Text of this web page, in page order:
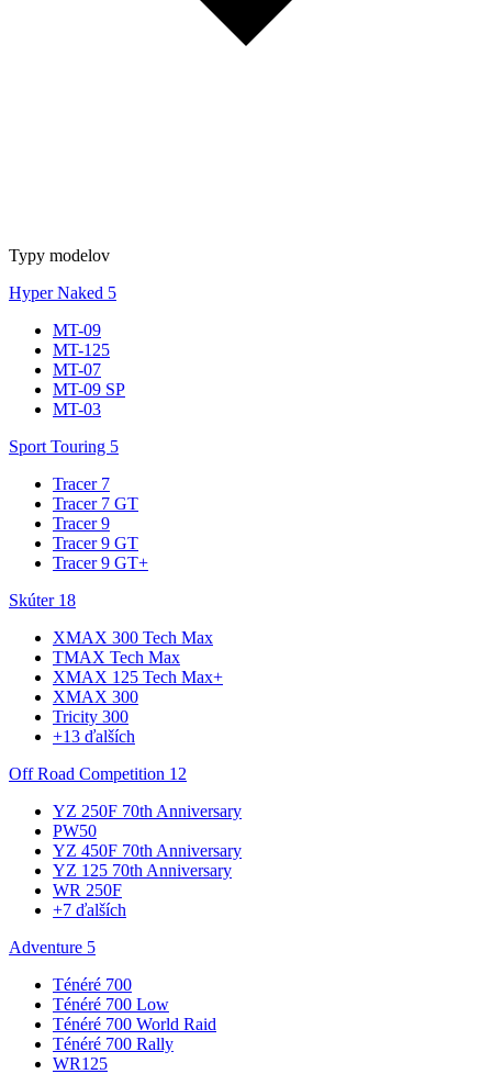
Typy modelov
Hyper Naked 5
MT-09
MT-125
MT-07
MT-09 SP
MT-03
Sport Touring 5
Tracer 7
Tracer 7 GT
Tracer 9
Tracer 9 GT
Tracer 9 GT+
Skúter 18
XMAX 300 Tech Max
TMAX Tech Max
XMAX 125 Tech Max+
XMAX 300
Tricity 300
+13 ďalších
Off Road Competition 12
YZ 250F 70th Anniversary
PW50
YZ 450F 70th Anniversary
YZ 125 70th Anniversary
WR 250F
+7 ďalších
Adventure 5
Ténéré 700
Ténéré 700 Low
Ténéré 700 World Raid
Ténéré 700 Rally
WR125